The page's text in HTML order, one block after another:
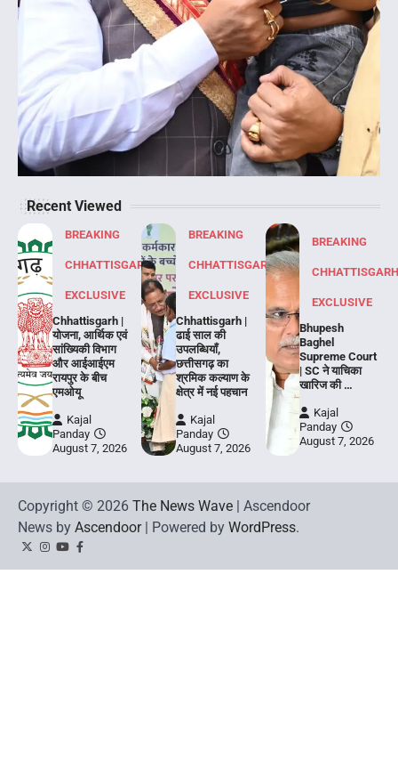
Recent Viewed
BREAKING
CHHATTISGARH
EXCLUSIVE
Chhattisgarh |
योजना, आर्थिक एवं
सांख्यिकी विभाग
और आईआईएम
रायपुर के बीच
एमओयू
Kajal
Panday
August 7, 2026
BREAKING
CHHATTISGARH
EXCLUSIVE
Chhattisgarh |
ढाई साल की
उपलब्धियाँ,
छत्तीसगढ़ का
श्रमिक कल्याण के
क्षेत्र में नई पहचान
Kajal
Panday
August 7, 2026
BREAKING
EXCLUSIVE
Bhupesh
Baghel
Supreme Court
| SC ने याचिका
खारिज की …
Kajal
Panday
August 7, 2026
Copyright © 2026 The News Wave | Ascendoor
News by Ascendoor| Powered by WordPress.
TwitterInstagram
YouTubeFacebook